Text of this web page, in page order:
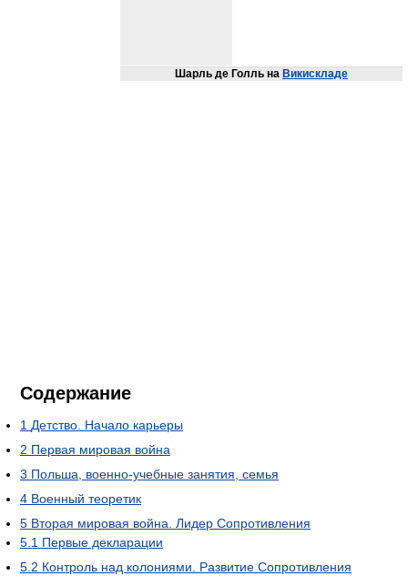
Шарль де Голль на Викискладе
Содержание
1 Детство. Начало карьеры
2 Первая мировая война
3 Польша, военно-учебные занятия, семья
4 Военный теоретик
5 Вторая мировая война. Лидер Сопротивления
5.1 Первые декларации
5.2 Контроль над колониями. Развитие Сопротивления